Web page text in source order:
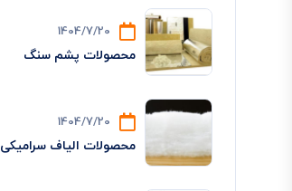
1404/7/20
محصولات پشم سنگ
1404/7/20
محصولات الیاف سرامیکی